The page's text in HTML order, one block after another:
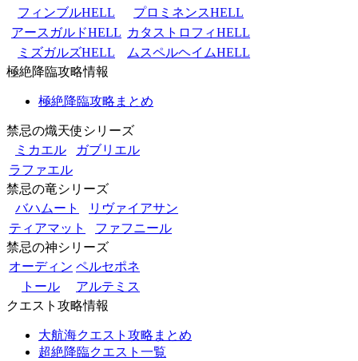
フィンブルHELL
プロミネンスHELL
アースガルドHELL カタストロフィHELL
ミズガルズHELL
ムスペルヘイムHELL
極絶降臨攻略情報
極絶降臨攻略まとめ
禁忌の熾天使シリーズ
ミカエル
ガブリエル
ラファエル
禁忌の竜シリーズ
バハムート
リヴァイアサン
ティアマット
ファフニール
禁忌の神シリーズ
オーディン ペルセポネ
トール
アルテミス
クエスト攻略情報
大航海クエスト攻略まとめ
超絶降臨クエスト一覧